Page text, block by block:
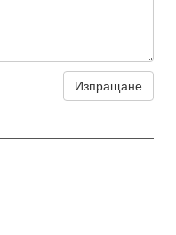
Изпращане